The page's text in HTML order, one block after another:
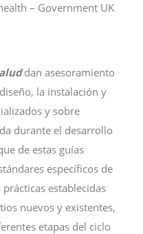
– Government UK
dan asesoramiento
la instalación y
y sobre
durante el desarrollo
de estas guías
específicos de
establecidas
nuevos y existentes,
etapas del ciclo